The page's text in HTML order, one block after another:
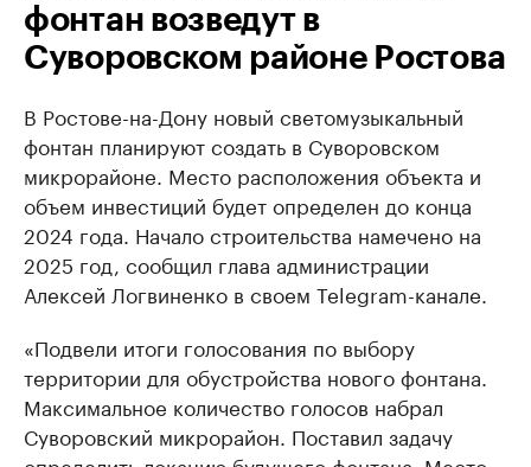
фонтан возведут в
Суворовском районе Ростова
В Ростове-на-Дону новый светомузыкальный
фонтан планируют создать в Суворовском
микрорайоне. Место расположения объекта и
объем инвестиций будет определен до конца
2024 года. Начало строительства намечено на
2025 год, сообщил глава администрации
Алексей Логвиненко в своем Telegram-канале.
«Подвели итоги голосования по выбору
территории для обустройства нового фонтана.
Максимальное количество голосов набрал
Суворовский микрорайон. Поставил задачу